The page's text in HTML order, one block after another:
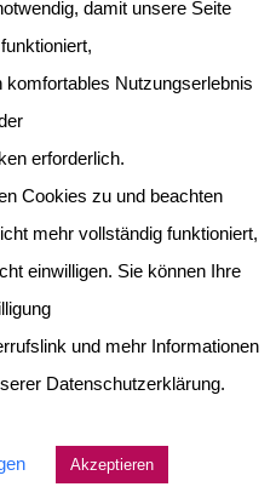
damit unsere Seite
Nutzungserlebnis
erforderlich.
Cookies zu und beachten
mehr vollständig funktioniert,
einwilligen. Sie können Ihre
und mehr Informationen
Datenschutzerklärung.
Akzeptieren